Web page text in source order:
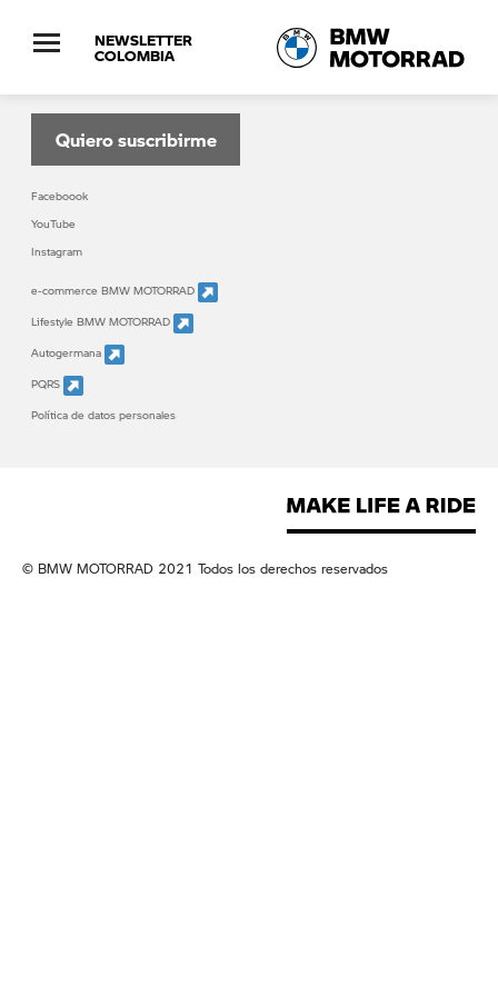
NEWSLETTER
COLOMBIA
Suscribete al boletín informativo de BMW
Quiero suscribirme
Faceboook
YouTube
Instagram
e-commerce BMW MOTORRAD
Lifestyle BMW MOTORRAD
Autogermana
PQRS
Política de datos personales
© BMW MOTORRAD 2021 Todos los derechos reservados